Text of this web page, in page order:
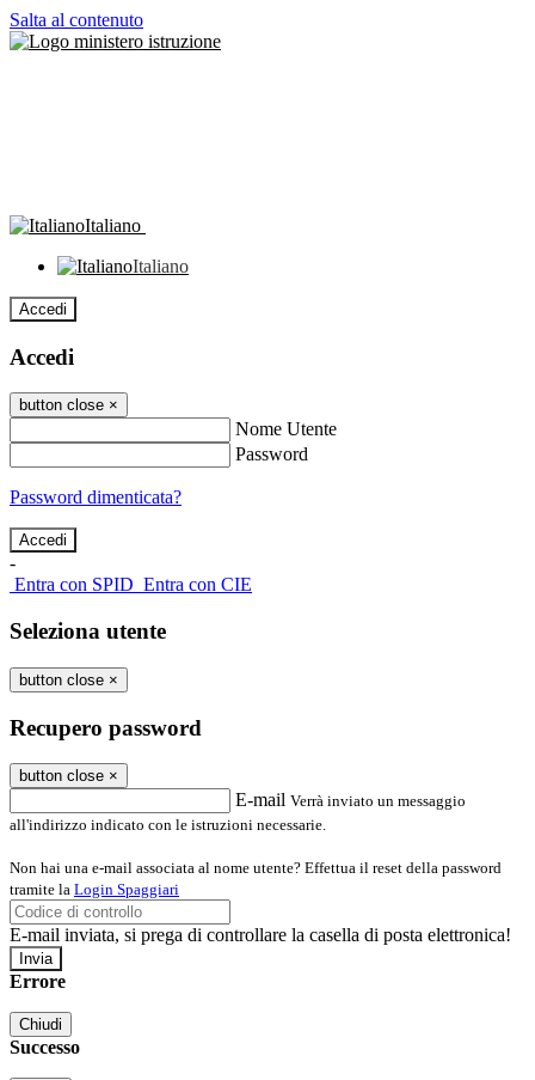
Salta al contenuto
Italiano
Italiano
Accedi
Accedi
button close ×
Nome Utente
Password
Password dimenticata?
-
Entra con SPID Entra con CIE
Seleziona utente
button close ×
Recupero password
button close ×
E-mail Verrà inviato un messaggio
all'indirizzo indicato con le istruzioni necessarie.
Non hai una e-mail associata al nome utente? Effettua il reset della password
tramite la Login Spaggiari
E-mail inviata, si prega di controllare la casella di posta elettronica!
Errore
Chiudi
Successo